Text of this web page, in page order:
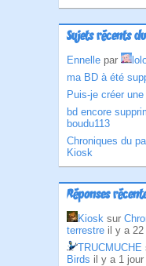
Sujets récents
Ennelle par
ma BD à été
Puis-je créer
bd encore
boudu113
Chroniques du
Kiosk
Réponses
Kiosk sur
terrestre il y a 22
TRUCMUCHE
Birds il y a 1